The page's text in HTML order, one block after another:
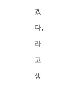
겠
다,
라
고
생